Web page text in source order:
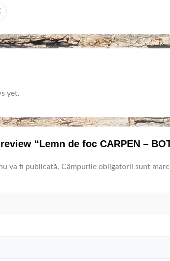
yet.
“Lemn de foc CARPEN –
va fi publicată. Câmpurile obligatorii sunt